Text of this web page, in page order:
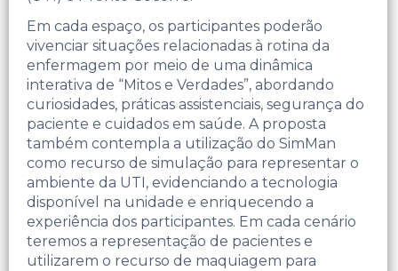
Em cada espaço, os participantes poderão
vivenciar situações relacionadas à rotina da
enfermagem por meio de uma dinâmica
interativa de “Mitos e Verdades”, abordando
curiosidades, práticas assistenciais, segurança do
paciente e cuidados em saúde. ​A proposta
também contempla a utilização do SimMan
como recurso de simulação para representar o
ambiente da UTI, evidenciando a tecnologia
disponível na unidade e enriquecendo a
experiência dos participantes.​ Em cada cenário
teremos a representação de pacientes e
utilizarem o recurso de maquiagem para